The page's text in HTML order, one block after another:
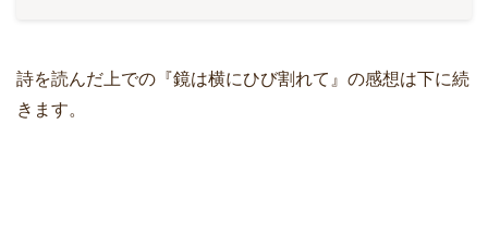
詩を読んだ上での『鏡は横にひび割れて』の感想は下に続
きます。